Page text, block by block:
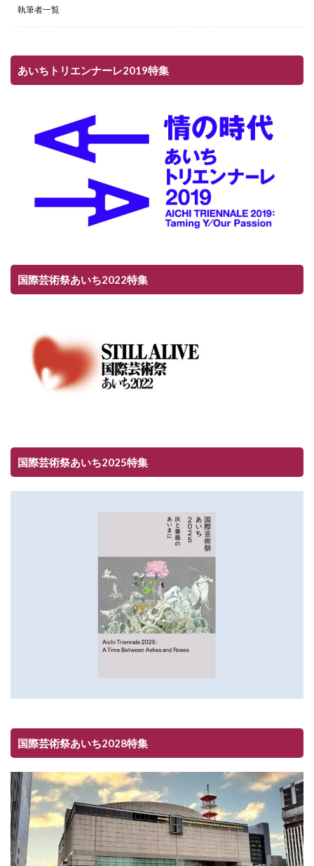
執筆者一覧
あいちトリエンナーレ2019特集
国際芸術祭あいち2022特集
国際芸術祭あいち2025特集
国際芸術祭あいち2028特集